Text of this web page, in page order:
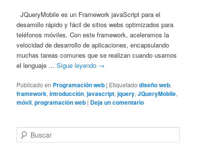
JQueryMobile es un Framework javaScript para el
desarrollo rápido y fácil de sitios webs optimizados para
teléfonos móviles. Con este framework, aceleramos la
velocidad de desarrollo de aplicaciones, encapsulando
muchas tareas comunes que se realizan cuando usamos
el lenguaje …Sigue leyendo →
Publicado en Programación web | Etiquetado diseño web,
framework,introducción,javascript,jquery,JQueryMobile,
móvil,programación web | Deja un comentario
u